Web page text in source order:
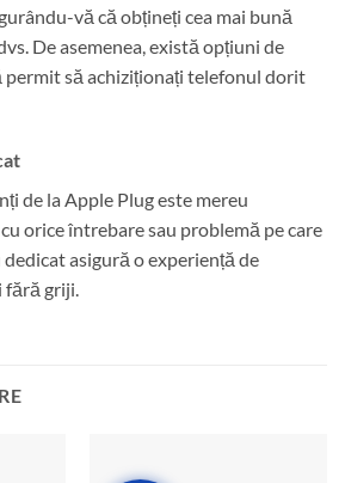
vă că obțineți cea mai bună
De asemenea, există opțiuni de
permit să achiziționați telefonul dorit
de la Apple Plug este mereu
orice întrebare sau problemă pe care
asigură o experiență de
fără griji.